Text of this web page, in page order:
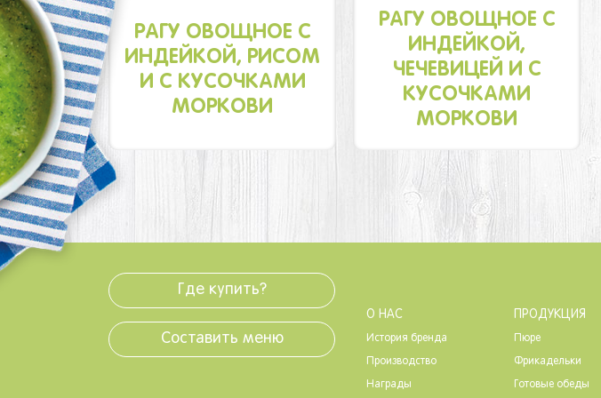
РАГУ ОВОЩНОЕ С
ИНДЕЙКОЙ, РИСОМ
И С КУСОЧКАМИ
МОРКОВИ
РАГУ ОВОЩНОЕ С
ИНДЕЙКОЙ,
ЧЕЧЕВИЦЕЙ И С
КУСОЧКАМИ
МОРКОВИ
Где купить?
Составить меню
О НАС
История бренда
Производство
Награды
ПРОДУКЦИЯ
Пюре
Фрикадельки
Готовые обеды